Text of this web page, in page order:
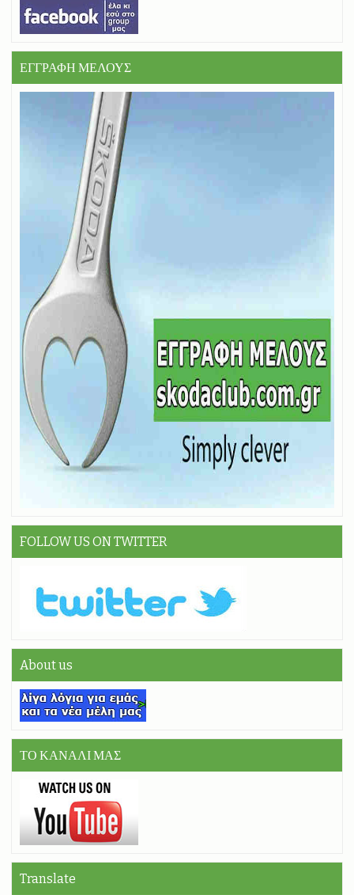
ΕΓΓΡΑΦΗ ΜΕΛΟΥΣ
FOLLOW US ON TWITTER
About us
ΤΟ ΚΑΝΑΛΙ ΜΑΣ
Translate